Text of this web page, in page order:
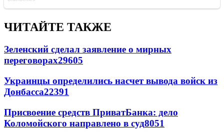
ЧИТАЙТЕ ТАКЖЕ
Зеленский сделал заявление о мирных
переговорах29605
Украинцы определились насчет вывода войск из
Донбасса22391
Присвоение средств ПриватБанка: дело
Коломойского направлено в суд8051